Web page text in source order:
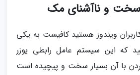
ویندوز هستید کافیست به یکی
که این سیستم عامل رابطی یوزر
با آن بسیار سخت و پیچیده است